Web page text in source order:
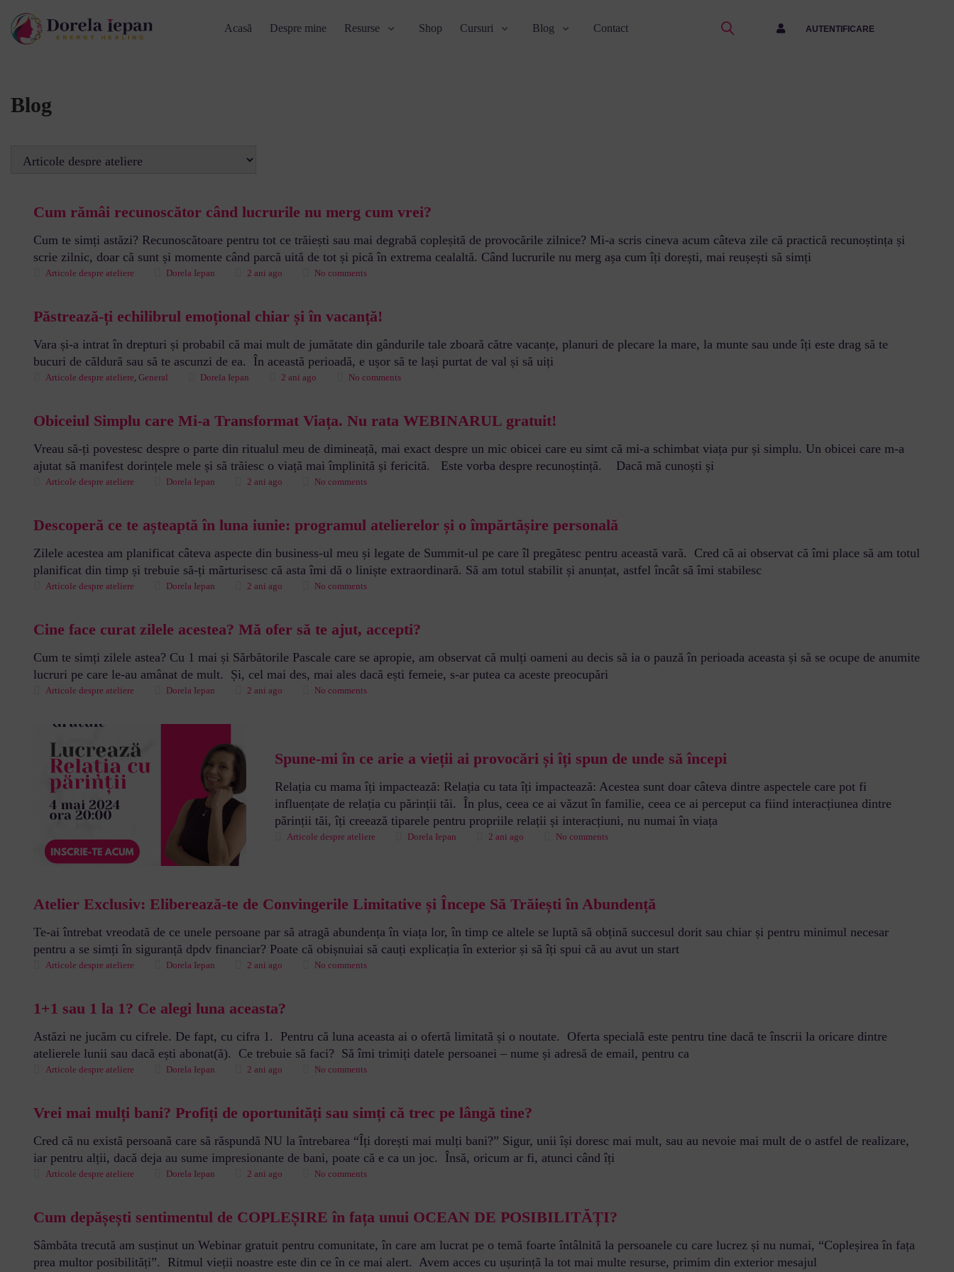
Acasă Despre mine Resurse Shop Cursuri Blog Contact AUTENTIFICARE
Blog
Cum rămâi recunoscător când lucrurile nu merg cum vrei?
Cum te simți astăzi? Recunoscătoare pentru tot ce trăiești sau mai degrabă copleșită de provocările zilnice? Mi-a scris cineva acum câteva zile că practică recunoștința și
scrie zilnic, doar că sunt și momente când parcă uită de tot și pică în extrema cealaltă. Când lucrurile nu merg așa cum îți dorești, mai reușești să simți
Articole despre ateliere Dorela Iepan 2 ani ago No comments
Păstrează-ți echilibrul emoțional chiar și în vacanță!
Vara și-a intrat în drepturi și probabil că mai mult de jumătate din gândurile tale zboară către vacanțe, planuri de plecare la mare, la munte sau unde îți este drag să te
bucuri de căldură sau să te ascunzi de ea. În această perioadă, e ușor să te lași purtat de val și să uiți
Articole despre ateliere, General Dorela Iepan 2 ani ago No comments
Obiceiul Simplu care Mi-a Transformat Viața. Nu rata WEBINARUL gratuit!
Vreau să-ți povestesc despre o parte din ritualul meu de dimineață, mai exact despre un mic obicei care eu simt că mi-a schimbat viața pur și simplu. Un obicei care m-a
ajutat să manifest dorințele mele și să trăiesc o viață mai împlinită și fericită. Este vorba despre recunoștință. Dacă mă cunoști și
Articole despre ateliere Dorela Iepan 2 ani ago No comments
Descoperă ce te așteaptă în luna iunie: programul atelierelor și o împărtășire personală
Zilele acestea am planificat câteva aspecte din business-ul meu și legate de Summit-ul pe care îl pregătesc pentru această vară. Cred că ai observat că îmi place să am totul
planificat din timp și trebuie să-ți mărturisesc că asta îmi dă o liniște extraordinară. Să am totul stabilit și anunțat, astfel încât să îmi stabilesc
Articole despre ateliere Dorela Iepan 2 ani ago No comments
Cine face curat zilele acestea? Mă ofer să te ajut, accepti?
Cum te simți zilele astea? Cu 1 mai și Sărbătorile Pascale care se apropie, am observat că mulți oameni au decis să ia o pauză în perioada aceasta și să se ocupe de anumite
lucruri pe care le-au amânat de mult. Și, cel mai des, mai ales dacă ești femeie, s-ar putea ca aceste preocupări
Articole despre ateliere Dorela Iepan 2 ani ago No comments
Spune-mi în ce arie a vieții ai provocări și îți spun de unde să începi
Relația cu mama îți impactează: Relația cu tata îți impactează: Acestea sunt doar câteva dintre aspectele care pot fi
influențate de relația cu părinții tăi. În plus, ceea ce ai văzut în familie, ceea ce ai perceput ca fiind interacțiunea dintre
părinții tăi, îți creează tiparele pentru propriile relații și interacțiuni, nu numai în viața
Articole despre ateliere Dorela Iepan 2 ani ago No comments
Atelier Exclusiv: Eliberează-te de Convingerile Limitative și Începe Să Trăiești în Abundență
Te-ai întrebat vreodată de ce unele persoane par să atragă abundența în viața lor, în timp ce altele se luptă să obțină succesul dorit sau chiar și pentru minimul necesar
pentru a se simți în siguranță dpdv financiar? Poate că obișnuiai să cauți explicația în exterior și să îți spui că au avut un start
Articole despre ateliere Dorela Iepan 2 ani ago No comments
1+1 sau 1 la 1? Ce alegi luna aceasta?
Astăzi ne jucăm cu cifrele. De fapt, cu cifra 1. Pentru că luna aceasta ai o ofertă limitată și o noutate. Oferta specială este pentru tine dacă te înscrii la oricare dintre
atelierele lunii sau dacă ești abonat(ă). Ce trebuie să faci? Să îmi trimiți datele persoanei – nume și adresă de email, pentru ca
Articole despre ateliere Dorela Iepan 2 ani ago No comments
Vrei mai mulți bani? Profiți de oportunități sau simți că trec pe lângă tine?
Cred că nu există persoană care să răspundă NU la întrebarea “Îți dorești mai mulți bani?” Sigur, unii își doresc mai mult, sau au nevoie mai mult de o astfel de realizare,
iar pentru alții, dacă deja au sume impresionante de bani, poate că e ca un joc. Însă, oricum ar fi, atunci când îți
Articole despre ateliere Dorela Iepan 2 ani ago No comments
Cum depășești sentimentul de COPLEȘIRE în fața unui OCEAN DE POSIBILITĂȚI?
Sâmbăta trecută am susținut un Webinar gratuit pentru comunitate, în care am lucrat pe o temă foarte întâlnită la persoanele cu care lucrez și nu numai, “Copleșirea în fața
prea multor posibilități”. Ritmul vieții noastre este din ce în ce mai alert. Avem acces cu ușurință la tot mai multe resurse, primim din exterior mesajul